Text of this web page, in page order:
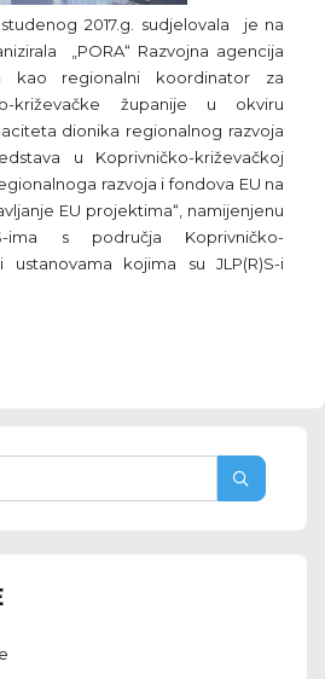
2017.g. sudjelovala je na
„PORA“ Razvojna agencija
kao regionalni koordinator za
križevačke županije u okviru
dionika regionalnog razvoja
u Koprivničko-križevačkoj
razvoja i fondova EU na
EU projektima“, namijenjenu
ima s područja Koprivničko-
kojima su JLP(R)S-i